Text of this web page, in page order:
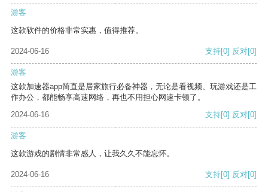
游客
这款软件的价格非常实惠，值得推荐。
2024-06-16 支持[0] 反对[0]
游客
这款加速器app简直是居家旅行必备神器，无论是看视频、玩游戏还是工
作办公，都能畅享高速网络，再也不用担心网速卡顿了。
2024-06-16
支持[0] 反对[0]
游客
这款游戏的剧情非常感人，让我久久不能忘怀。
2024-06-16 支持[0] 反对[0]